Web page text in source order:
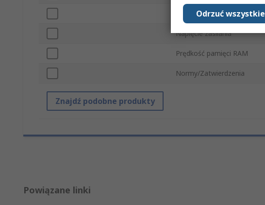
Typ modułu
Napięcie zasilania
Prędkość pamięci RAM
Normy/Zatwierdzenia
Znajdź podobne produkty
Powiązane linki
Odrzuć wszystkie